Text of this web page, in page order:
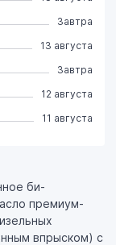
би-
премиум-
впрыском) с
Завтра
13 августа
Завтра
12 августа
11 августа